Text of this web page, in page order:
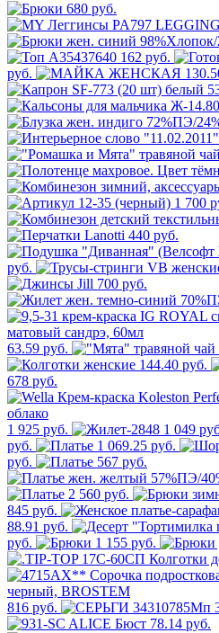
680 руб.
162 руб.
руб.
1 700
440 руб.
руб.
700 руб.
63.59 руб.
144.40 руб.
678 руб.
1 925 руб. 1 049
руб.
1 069.25 руб.
руб.
567 руб.
2 560 руб.
845 руб.
88.91 руб.
руб.
1 155 руб.
816 руб.
78.14 руб.